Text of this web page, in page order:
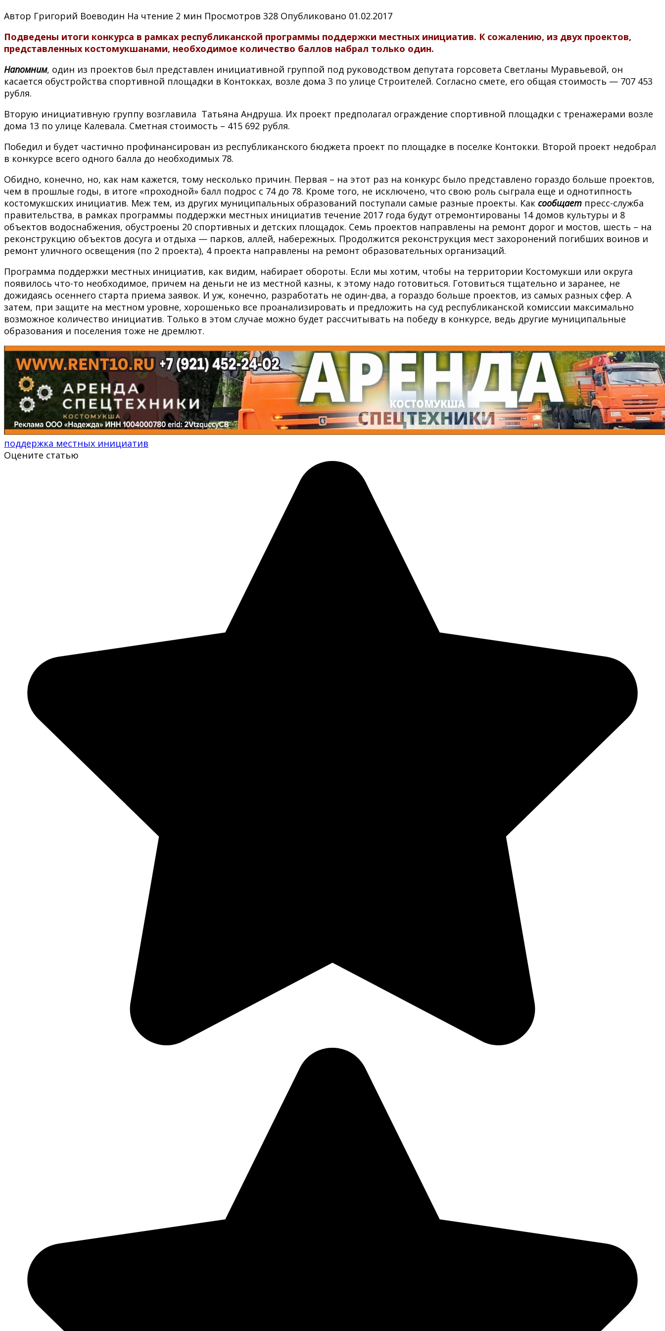
Автор Григорий Воеводин На чтение 2 мин Просмотров 328 Опубликовано 01.02.2017
Подведены итоги конкурса в рамках республиканской программы поддержки местных инициатив. К сожалению, из двух проектов,
представленных костомукшанами, необходимое количество баллов набрал только один.
Напомним, один из проектов был представлен инициативной группой под руководством депутата горсовета Светланы Муравьевой, он
касается обустройства спортивной площадки в Контокках, возле дома 3 по улице Строителей. Согласно смете, его общая стоимость — 707 453
рубля.
Вторую инициативную группу возглавила Татьяна Андруша. Их проект предполагал ограждение спортивной площадки с тренажерами возле
дома 13 по улице Калевала. Сметная стоимость – 415 692 рубля.
Победил и будет частично профинансирован из республиканского бюджета проект по площадке в поселке Контокки. Второй проект недобрал
в конкурсе всего одного балла до необходимых 78.
Обидно, конечно, но, как нам кажется, тому несколько причин. Первая – на этот раз на конкурс было представлено гораздо больше проектов,
чем в прошлые годы, в итоге «проходной» балл подрос с 74 до 78. Кроме того, не исключено, что свою роль сыграла еще и однотипность
костомукшских инициатив. Меж тем, из других муниципальных образований поступали самые разные проекты. Как сообщает пресс-служба
правительства, в рамках программы поддержки местных инициатив течение 2017 года будут отремонтированы 14 домов культуры и 8
объектов водоснабжения, обустроены 20 спортивных и детских площадок. Семь проектов направлены на ремонт дорог и мостов, шесть – на
реконструкцию объектов досуга и отдыха — парков, аллей, набережных. Продолжится реконструкция мест захоронений погибших воинов и
ремонт уличного освещения (по 2 проекта), 4 проекта направлены на ремонт образовательных организаций.
Программа поддержки местных инициатив, как видим, набирает обороты. Если мы хотим, чтобы на территории Костомукши или округа
появилось что-то необходимое, причем на деньги не из местной казны, к этому надо готовиться. Готовиться тщательно и заранее, не
дожидаясь осеннего старта приема заявок. И уж, конечно, разработать не один-два, а гораздо больше проектов, из самых разных сфер. А
затем, при защите на местном уровне, хорошенько все проанализировать и предложить на суд республиканской комиссии максимально
возможное количество инициатив. Только в этом случае можно будет рассчитывать на победу в конкурсе, ведь другие муниципальные
образования и поселения тоже не дремлют.
поддержка местных инициатив
Оцените статью